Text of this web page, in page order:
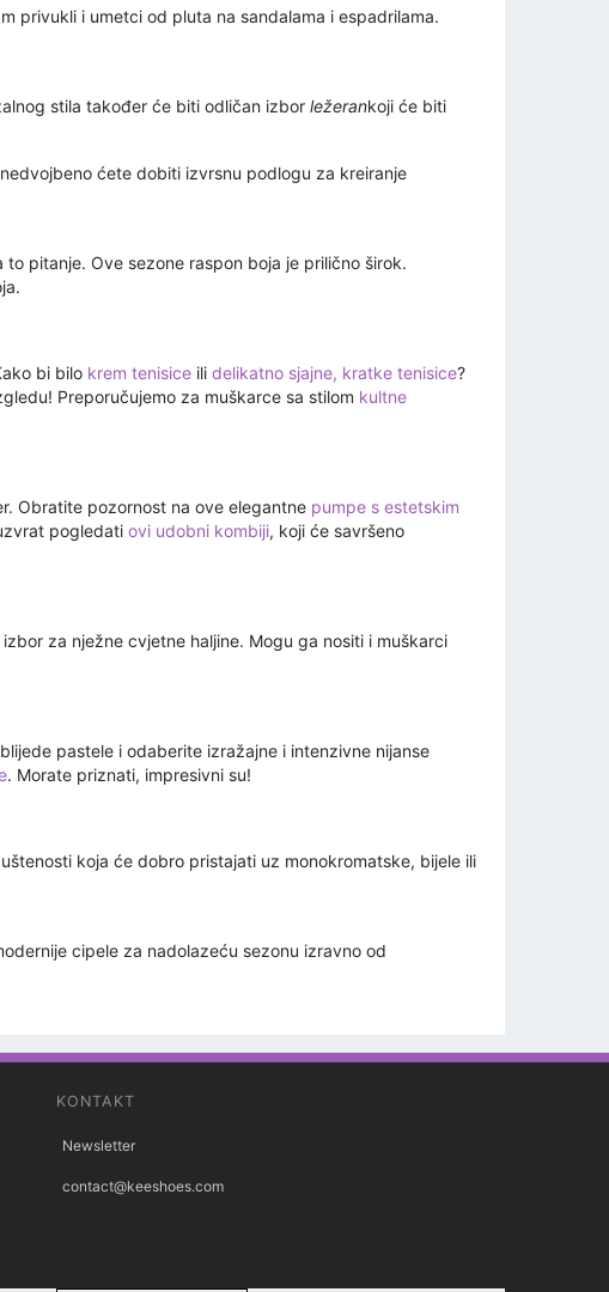
privukli i umetci od pluta na sandalama i espadrilama.
stila također će biti odličan izbor ležerankoji će biti
ćete dobiti izvrsnu podlogu za kreiranje
pitanje. Ove sezone raspon boja je prilično širok.
bi bilo krem tenisice ili delikatno sjajne, kratke tenisice?
Preporučujemo za muškarce sa stilom kultne
Obratite pozornost na ove elegantne pumpe s estetskim
pogledati ovi udobni kombiji, koji će savršeno
izbor za nježne cvjetne haljine. Mogu ga nositi i muškarci
pastele i odaberite izražajne i intenzivne nijanse
. Morate priznati, impresivni su!
koja će dobro pristajati uz monokromatske, bijele ili
cipele za nadolazeću sezonu izravno od
KONTAKT
Newsletter
contact@keeshoes.com